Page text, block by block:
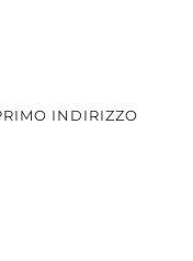
INDIRIZZO